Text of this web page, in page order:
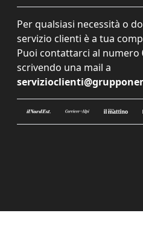
Per qualsiasi necessità o
servizio clienti è a tua
Puoi contattarci al numero
scrivendo una mail a